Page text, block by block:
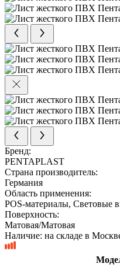
Бренд:
PENTAPLAST
Страна производитель:
Германия
Область применения:
POS-материалы, Световые
Поверхность:
Матовая/Матовая
Наличие: на складе в